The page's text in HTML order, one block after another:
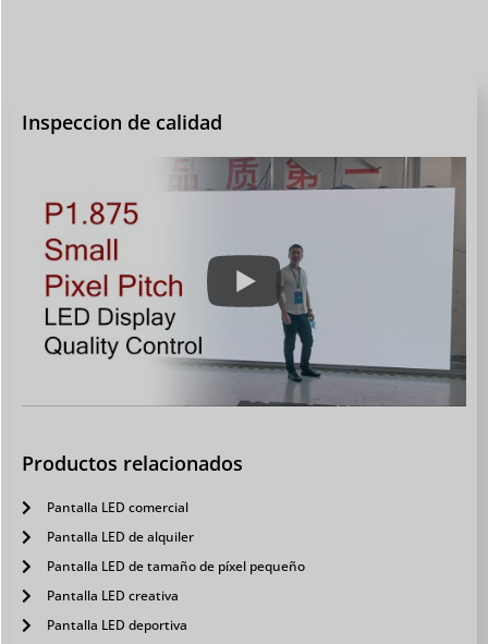
Inspeccion de calidad
Productos relacionados
Pantalla LED comercial
Pantalla LED de alquiler
Pantalla LED de tamaño de píxel pequeño
Pantalla LED creativa
Pantalla LED deportiva